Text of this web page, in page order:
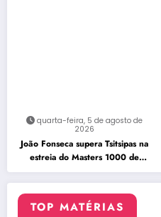
quarta-feira, 5 de agosto de
2026
João Fonseca supera Tsitsipas na
estreia do Masters 1000 de
Montreal
TOP MATÉRIAS